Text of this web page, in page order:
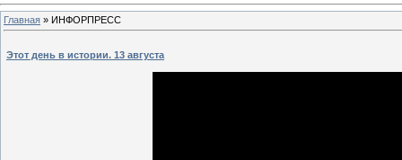
Главная » ИНФОРПРЕСС
Этот день в истории. 13 августа